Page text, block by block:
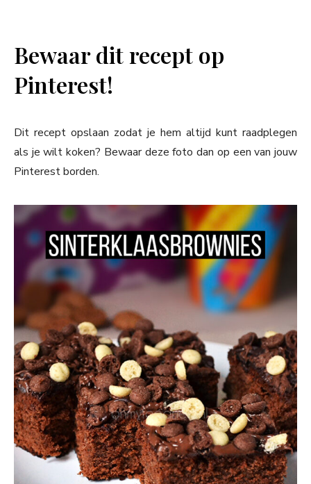
Bewaar dit recept op
Pinterest!
Dit recept opslaan zodat je hem altijd kunt raadplegen
als je wilt koken? Bewaar deze foto dan op een van jouw
Pinterest borden.